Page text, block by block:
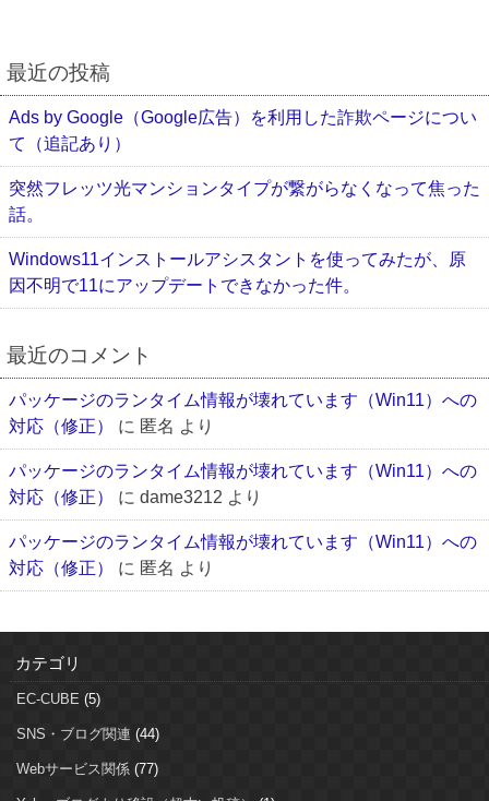
最近の投稿
Ads by Google（Google広告）を利用した詐欺ページについ
て（追記あり）
突然フレッツ光マンションタイプが繋がらなくなって焦った
話。
Windows11インストールアシスタントを使ってみたが、原
因不明で11にアップデートできなかった件。
最近のコメント
パッケージのランタイム情報が壊れています（Win11）への
対応（修正）
に 匿名 より
パッケージのランタイム情報が壊れています（Win11）への
対応（修正）
に dame3212 より
パッケージのランタイム情報が壊れています（Win11）への
対応（修正）
に 匿名 より
カテゴリ
EC-CUBE (5)
SNS・ブログ関連 (44)
Webサービス関係 (77)